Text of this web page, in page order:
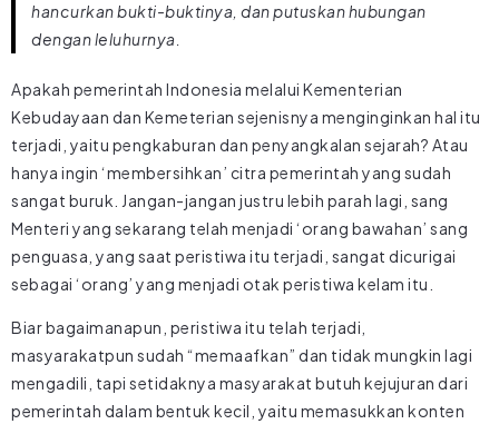
hancurkan bukti-buktinya, dan putuskan hubungan
dengan leluhurnya.
Apakah pemerintah Indonesia melalui Kementerian
Kebudayaan dan Kemeterian sejenisnya menginginkan hal itu
terjadi, yaitu pengkaburan dan penyangkalan sejarah? Atau
hanya ingin ‘membersihkan’ citra pemerintah yang sudah
sangat buruk. Jangan-jangan justru lebih parah lagi, sang
Menteri yang sekarang telah menjadi ‘orang bawahan’ sang
penguasa, yang saat peristiwa itu terjadi, sangat dicurigai
sebagai ‘orang’ yang menjadi otak peristiwa kelam itu.
Biar bagaimanapun, peristiwa itu telah terjadi,
masyarakatpun sudah “memaafkan” dan tidak mungkin lagi
mengadili, tapi setidaknya masyarakat butuh kejujuran dari
pemerintah dalam bentuk kecil, yaitu memasukkan konten